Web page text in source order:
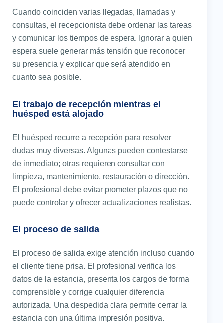
Cuando coinciden varias llegadas, llamadas y
consultas, el recepcionista debe ordenar las tareas
y comunicar los tiempos de espera. Ignorar a quien
espera suele generar más tensión que reconocer
su presencia y explicar que será atendido en
cuanto sea posible.
El trabajo de recepción mientras el
huésped está alojado
El huésped recurre a recepción para resolver
dudas muy diversas. Algunas pueden contestarse
de inmediato; otras requieren consultar con
limpieza, mantenimiento, restauración o dirección.
El profesional debe evitar prometer plazos que no
puede controlar y ofrecer actualizaciones realistas.
El proceso de salida
El proceso de salida exige atención incluso cuando
el cliente tiene prisa. El profesional verifica los
datos de la estancia, presenta los cargos de forma
comprensible y corrige cualquier diferencia
autorizada. Una despedida clara permite cerrar la
estancia con una última impresión positiva.